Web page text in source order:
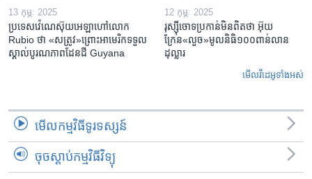
13 កុម្ភៈ 2025
ប្រទេសវ៉េណេស៊ុយអេឡាហៅលោក
Rubio ថា «សត្រូវ»ព្រោះអាមេរិកទទួល
ស្គាល់បូរណភាពដែនដី Guyana
12 កុម្ភៈ 2025
រុស្ស៊ីចោទប្រកាន់មិនពិតថា អ៊ុយ
ក្រែន«លួច»មូលនិធិ១០០ពាន់លាន
ដុល្លារ
មើល​វីដេអូ​ទាំង​អស់
មើល​កម្មវិធី​ទូរទស្សន៍
ចុចស្តាប់កម្មវិធីវិទ្យុ